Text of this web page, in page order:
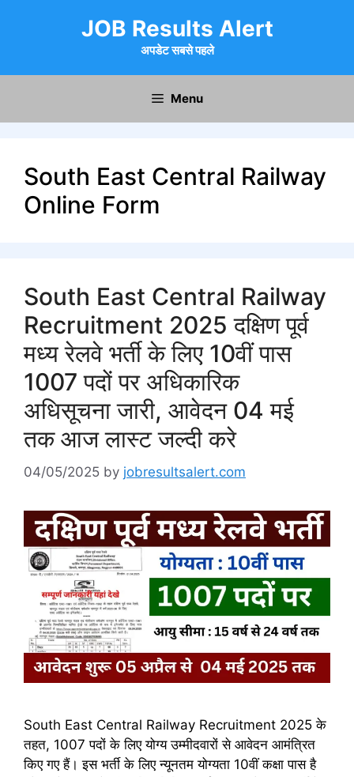
JOB Results Alert
अपडेट सबसे पहले
Menu
South East Central Railway
Online Form
South East Central Railway
Recruitment 2025 दक्षिण पूर्व
मध्य रेलवे भर्ती के लिए 10वीं पास
1007 पदों पर अधिकारिक
अधिसूचना जारी, आवेदन 04 मई
तक आज लास्ट जल्दी करे
04/05/2025 by jobresultsalert.com
South East Central Railway Recruitment 2025 के
तहत, 1007 पदों के लिए योग्य उम्मीदवारों से आवेदन आमंत्रित
किए गए हैं। इस भर्ती के लिए न्यूनतम योग्यता 10वीं कक्षा पास है